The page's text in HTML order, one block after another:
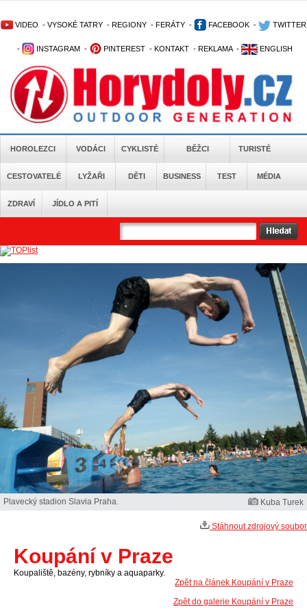
VIDEO - VYSOKÉ TATRY - REGIONY - FERÁTY - FACEBOOK - TWITTER
- INSTAGRAM - PINTEREST - KONTAKT - REKLAMA - ENGLISH
HOROLEZCI VODÁCI CYKLISTÉ BĚŽCI TURISTÉ
CESTOVATELÉ LYŽAŘI DĚTI BUSINESS TEST MÉDIA
ZDRAVÍ JÍDLO A PITÍ
Plavecký stadion Slavia Praha. Kuba Turek
Stáhnout zdrojový soubor
Koupání v Praze
Koupaliště, bazény, rybníky a aquaparky.
Zpět na článek Koupání v Praze
Zpět do galerie Koupání v Praze